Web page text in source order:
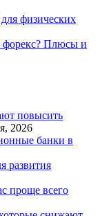
физических
форекс? Плюсы и
повысить
2026
банки в
развития
проще всего